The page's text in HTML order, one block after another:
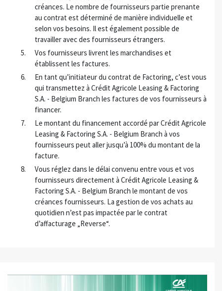
créances. Le nombre de fournisseurs partie prenante
au contrat est déterminé de manière individuelle et
selon vos besoins. Il est également possible de
travailler avec des fournisseurs étrangers.
Vos fournisseurs livrent les marchandises et
établissent les factures.
En tant qu’initiateur du contrat de Factoring, c’est vous
qui transmettez à Crédit Agricole Leasing & Factoring
S.A. - Belgium Branch les factures de vos fournisseurs à
financer.
Le montant du financement accordé par Crédit Agricole
Leasing & Factoring S.A. - Belgium Branch à vos
fournisseurs peut aller jusqu’à 100% du montant de la
facture.
Vous réglez dans le délai convenu entre vous et vos
fournisseurs directement à Crédit Agricole Leasing &
Factoring S.A. - Belgium Branch le montant de vos
créances fournisseurs. La gestion de vos achats au
quotidien n’est pas impactée par le contrat
d’affacturage „Reverse“.